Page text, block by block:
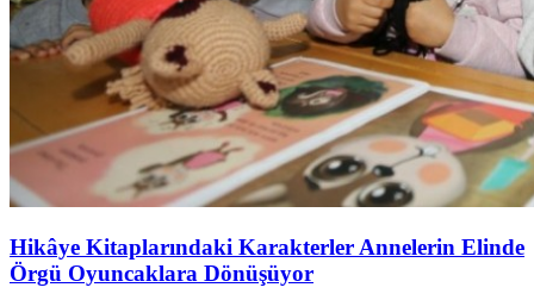
Hikâye Kitaplarındaki Karakterler Annelerin Elinde
Örgü Oyuncaklara Dönüşüyor